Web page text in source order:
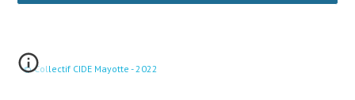
© Collectif CIDE Mayotte - 2022